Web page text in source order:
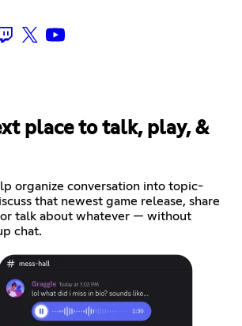
place to talk, play, &
organize conversation into topic-
that newest game release, share
talk about whatever — without
chat.